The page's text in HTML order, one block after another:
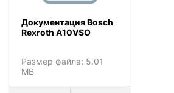
Документация Bosch
Rexroth A10VSO
Размер файла: 5.01
MB